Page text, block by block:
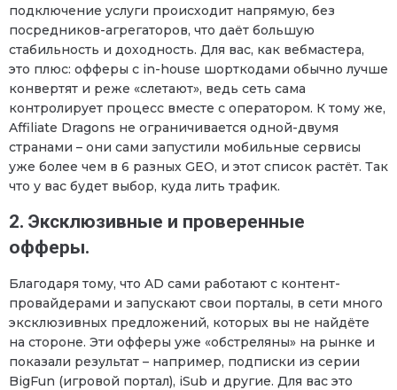
подключение услуги происходит напрямую, без
посредников-агрегаторов, что даёт большую
стабильность и доходность. Для вас, как вебмастера,
это плюс: офферы с in-house шорткодами обычно лучше
конвертят и реже «слетают», ведь сеть сама
контролирует процесс вместе с оператором. К тому же,
Affiliate Dragons не ограничивается одной-двумя
странами – они сами запустили мобильные сервисы
уже более чем в 6 разных GEO, и этот список растёт. Так
что у вас будет выбор, куда лить трафик.
2. Эксклюзивные и проверенные
офферы.
Благодаря тому, что AD сами работают с контент-
провайдерами и запускают свои порталы, в сети много
эксклюзивных предложений, которых вы не найдёте
на стороне. Эти офферы уже «обстреляны» на рынке и
показали результат – например, подписки из серии
BigFun (игровой портал), iSub и другие. Для вас это